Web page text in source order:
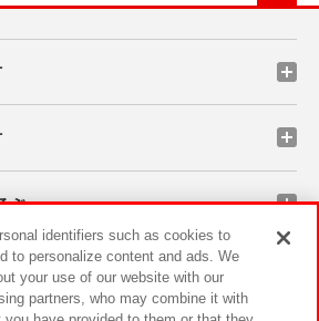
ぶ
ーン
identifiers such as cookies to
to personalize content and ads. We
your use of our website with our
partners, who may combine it with